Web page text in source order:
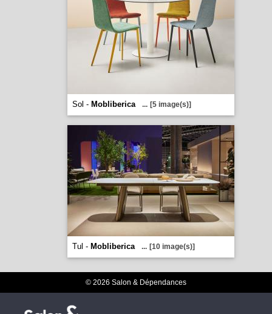
Sol - Mobliberica ... [5 image(s)]
Tul - Mobliberica ... [10 image(s)]
© 2026 Salon & Dépendances